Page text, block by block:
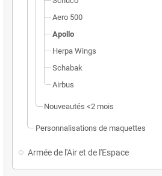
Aero 500
Apollo
Herpa Wings
Schabak
Airbus
Nouveautés <2 mois
Personnalisations de maquettes
Armée de l'Air et de l'Espace